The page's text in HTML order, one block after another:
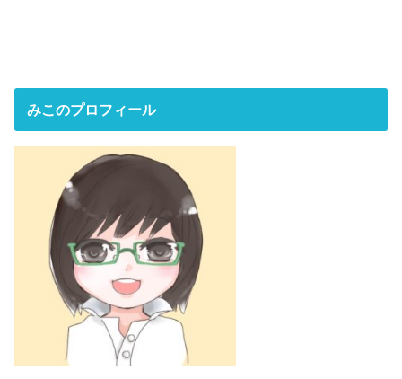
みこのプロフィール